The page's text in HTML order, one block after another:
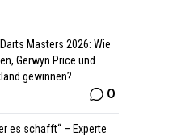
Masters 2026: Wie
Gerwyn Price und
gewinnen?
0
es schafft“ – Experte